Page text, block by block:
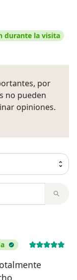
durante la visita
por
no pueden
opiniones.